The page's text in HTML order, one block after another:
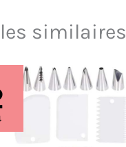
similaires